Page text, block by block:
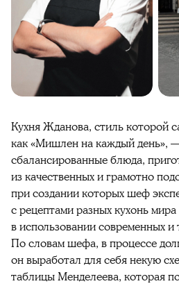
Кухня Жданова, стиль которой
как «Мишлен на каждый день»,
сбалансированные блюда,
из качественных и грамотно
при создании которых шеф
с рецептами разных кухонь
в использовании современных и
По словам шефа, в процессе
он выработал для себя некую
таблицы Менделеева, которая